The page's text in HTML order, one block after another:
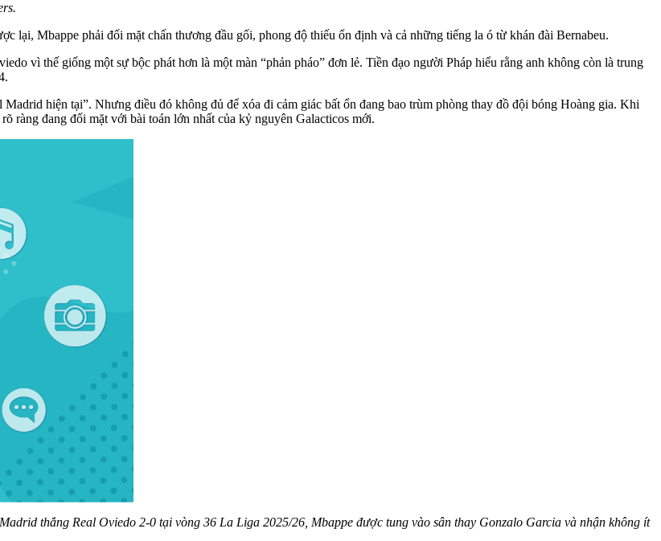
lại, Mbappe phải đối mặt chấn thương đầu gối, phong độ thiếu ổn định và cả những tiếng la ó từ khán đài Bernabeu.
vì thế giống một sự bộc phát hơn là một màn “phản pháo” đơn lẻ. Tiền đạo người Pháp hiểu rằng anh không còn là trung
hiện tại”. Nhưng điều đó không đủ để xóa đi cảm giác bất ổn đang bao trùm phòng thay đồ đội bóng Hoàng gia. Khi
ràng đang đối mặt với bài toán lớn nhất của kỷ nguyên Galacticos mới.
thắng Real Oviedo 2-0 tại vòng 36 La Liga 2025/26, Mbappe được tung vào sân thay Gonzalo Garcia và nhận không ít